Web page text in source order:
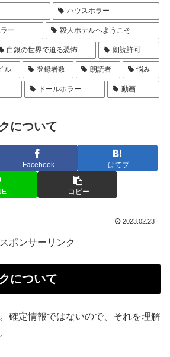
ハウスホラー
ー 殺人ホテルへようこそ
白銀の世界で迫る恐怖 朗読許可
ル 登録者数 朗読者 悩み
ドールホラー 動画
について
Facebook はてブ
コピー
2023.02.23
スポンサーリンク
について
確定情報ではないので、それを理解